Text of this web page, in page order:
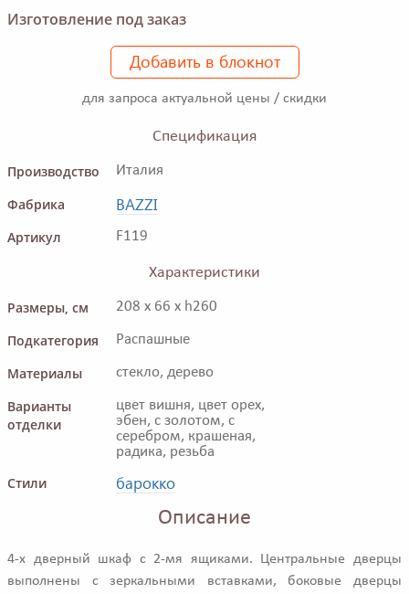
Изготовление под заказ
Добавить в блокнот
для запроса актуальной цены / скидки
Спецификация
Производство
Италия
Фабрика BAZZI
Артикул F119
Характеристики
Размеры, см
208 x 66 x h260
Подкатегория Распашные
Материалы стекло, дерево
Варианты
отделки
цвет вишня, цвет орех,
эбен, с золотом, с
серебром, крашеная,
радика, резьба
Стили барокко
Описание
4-х дверный шкаф с 2-мя ящиками. Центральные дверцы
выполнены с зеркальными вставками, боковые дверцы